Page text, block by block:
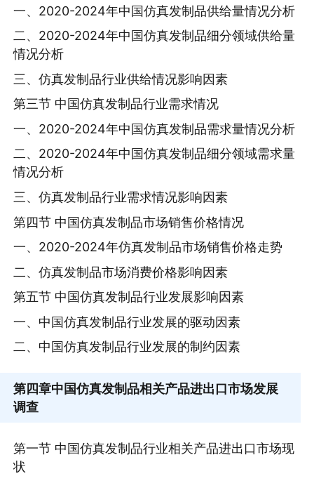
一、2020-2024年中国仿真发制品供给量情况分析
二、2020-2024年中国仿真发制品细分领域供给量
情况分析
三、仿真发制品行业供给情况影响因素
第三节 中国仿真发制品行业需求情况
一、2020-2024年中国仿真发制品需求量情况分析
二、2020-2024年中国仿真发制品细分领域需求量
情况分析
三、仿真发制品行业需求情况影响因素
第四节 中国仿真发制品市场销售价格情况
一、2020-2024年仿真发制品市场销售价格走势
二、仿真发制品市场消费价格影响因素
第五节 中国仿真发制品行业发展影响因素
一、中国仿真发制品行业发展的驱动因素
二、中国仿真发制品行业发展的制约因素
第四章中国仿真发制品相关产品进出口市场发展
调查
第一节 中国仿真发制品行业相关产品进出口市场现
状